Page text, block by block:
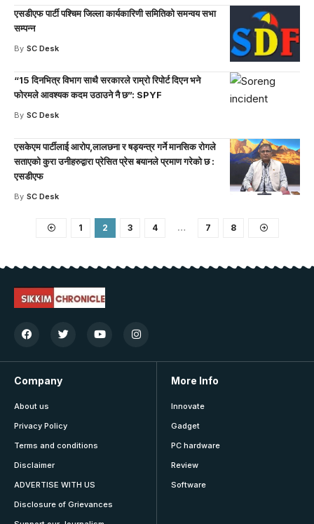
एसडीएफ पार्टी पश्चिम जिल्ला कार्यकारिणी समितिको समन्वय सभा
सम्पन्न
By SC Desk
“15 दिनभित्र विभाग साथै सरकारले राम्रो रिपोर्ट दिएन भने
फोरमले आवश्यक कदम उठाउने नै छ”: SPYF
By SC Desk
एसकेएम पार्टीलाई आरोप,लालछना र षड्यन्त्र गर्ने मानसिक रोगले
सताएको कुरा उनीहरुद्वारा प्रेसित प्रेस बयानले प्रमाण गरेको छ :
एसडीएफ
By SC Desk
1 2 3 4 … 7 8
Company
About us
Privacy Policy
Terms and conditions
Disclaimer
ADVERTISE WITH US
Disclosure of Grievances
More Info
Innovate
Gadget
PC hardware
Review
Software